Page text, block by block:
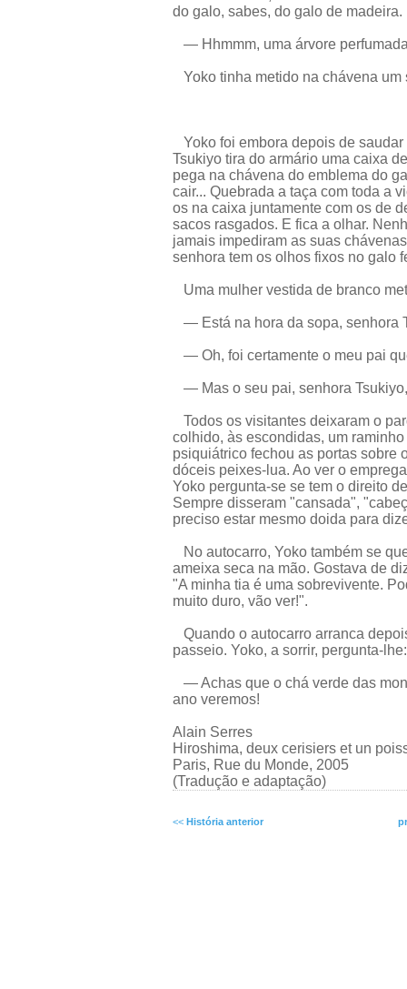
do galo, sabes, do galo de madeira.
— Hhmmm, uma árvore
Yoko tinha metido na chávena
Yoko foi embora depois de
Tsukiyo tira do armário uma caixa
pega na chávena do emblema do
cair... Quebrada a taça com toda a
os na caixa juntamente com os de
sacos rasgados. E fica a olhar.
jamais impediram as suas
senhora tem os olhos fixos no galo
Uma mulher vestida de branco
— Está na hora da sopa, senhora
— Oh, foi certamente o meu pai
— Mas o seu pai, senhora
Todos os visitantes deixaram o
colhido, às escondidas, um
psiquiátrico fechou as portas sobre
dóceis peixes-lua. Ao ver o
Yoko pergunta-se se tem o direito
Sempre disseram "cansada",
preciso estar mesmo doida para
No autocarro, Yoko também se
ameixa seca na mão. Gostava de
"A minha tia é uma sobrevivente.
muito duro, vão ver!".
Quando o autocarro arranca
passeio. Yoko, a sorrir, pergunta-lhe:
— Achas que o chá verde das
ano veremos!
Alain Serres
Hiroshima, deux cerisiers et un
Paris, Rue du Monde, 2005
(Tradução e adaptação)
<< História anterior